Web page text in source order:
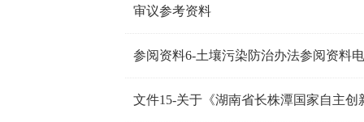
审议参考资料
参阅资料6-土壤污染防治办法参阅资料